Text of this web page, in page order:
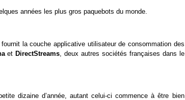
années les plus gros paquebots du monde.
la couche applicative utilisateur de consommation des
et DirectStreams, deux autres sociétés françaises dans le
dizaine d’année, autant celui-ci commence à être bien